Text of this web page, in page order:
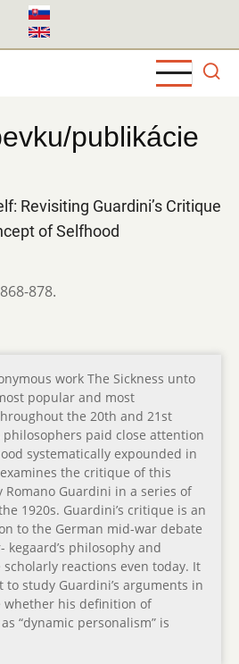
publikácie
Revisiting Guardini’s Critique
of Selfhood
868-878.
work The Sickness unto
popular and most
the 20th and 21st
paid close attention
systematically expounded in
the critique of this
Guardini in a series of
1920s. Guardini’s critique is an
to the German mid-war debate
philosophy and
reactions even today. It
to study Guardini’s arguments in
whether his definition of
“dynamic personalism” is